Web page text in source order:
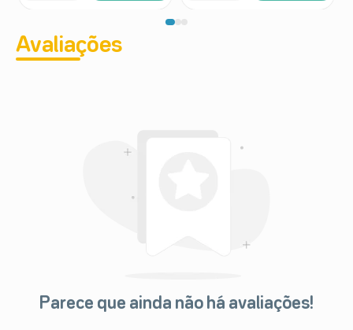
Avaliações
Parece que ainda não há avaliações!